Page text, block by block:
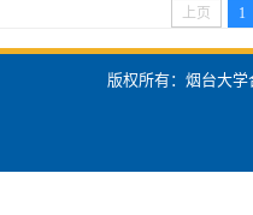
上页 1
版权所有：烟台大